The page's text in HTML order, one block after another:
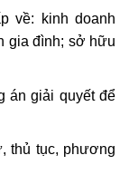
về: kinh doanh
gia đình; sở hữu
án giải quyết để
thủ tục, phương